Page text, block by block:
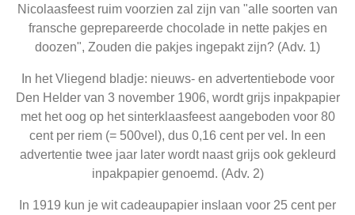
Nicolaasfeest ruim voorzien zal zijn van "alle soorten van
fransche geprepareerde chocolade in nette pakjes en
doozen", Zouden die pakjes ingepakt zijn? (Adv. 1)
In het Vliegend bladje: nieuws- en advertentiebode voor
Den Helder van 3 november 1906, wordt grijs inpakpapier
met het oog op het sinterklaasfeest aangeboden voor 80
cent per riem (= 500vel), dus 0,16 cent per vel. In een
advertentie twee jaar later wordt naast grijs ook gekleurd
inpakpapier genoemd. (Adv. 2)
In 1919 kun je wit cadeaupapier inslaan voor 25 cent per